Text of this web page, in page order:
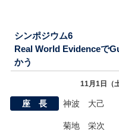
シンポジウム6
Real World Evidenceで
かう
11月1日（
座 長 神波 大己
菊地 栄次